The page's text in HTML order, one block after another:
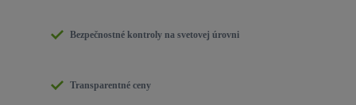
Bezpečnostné kontroly na svetovej úrovni
Transparentné ceny